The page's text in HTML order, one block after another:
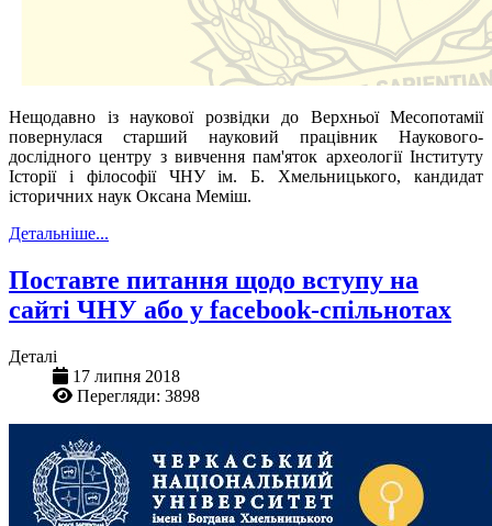
Нещодавно із наукової розвідки до Верхньої Месопотамії
повернулася старший науковий працівник Наукового-
дослідного центру з вивчення пам'яток археології Інституту
Історії і філософії ЧНУ ім. Б. Хмельницького, кандидат
історичних наук Оксана Меміш.
Детальніше...
Поставте питання щодо вступу на
сайті ЧНУ або у facebook-спільнотах
Деталі
17 липня 2018
Перегляди: 3898